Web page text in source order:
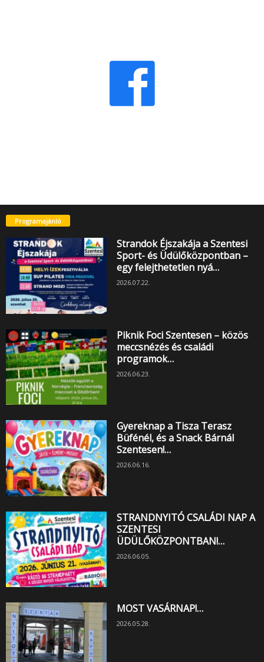
Programajánló
Strandok Éjszakája a Szentesi
Sport- és Üdülőközpontban –
egy felejthetetlen nyá…
2026.07.22.
Piknik Foci Szentesen – közös
meccsnézés és családi
programok…
2026.06.23.
Gyereknap a Tisza Terasz
Büfénél, és a Snack Bárnál
Szentesen!…
2026.06.16.
STRANDNYITÓ CSALÁDI NAP A
SZENTESI
ÜDÜLŐKÖZPONTBAN!…
2026.06.05.
MOST VASÁRNAP!…
2026.05.28.